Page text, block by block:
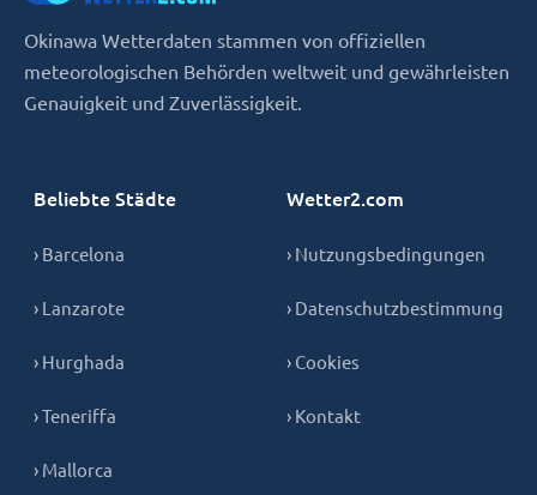
Okinawa Wetterdaten stammen von offiziellen
meteorologischen Behörden weltweit und gewährleisten
Genauigkeit und Zuverlässigkeit.
Beliebte Städte
› Barcelona
› Lanzarote
› Hurghada
› Teneriffa
› Mallorca
Wetter2.com
› Nutzungsbedingungen
› Datenschutzbestimmung
› Cookies
› Kontakt